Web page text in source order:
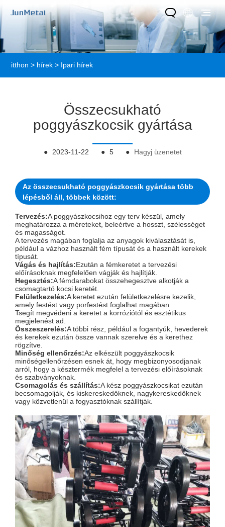
itthon > hírek > Ipari hírek
Összecsukható
poggyászkocsik gyártása
● 2023-11-22 ● 5 ● Hagyj üzenetet
Az összecsukható poggyászkocsik gyártása több
lépésből áll, többek között:
Tervezés:A poggyászkocsihoz egy terv készül, amely
meghatározza a méreteket, beleértve a hosszt, szélességet
és magasságot.
A tervezés magában foglalja az anyagok kiválasztását is,
például a vázhoz használt fém típusát és a használt kerekek
típusát.
Vágás és hajlítás:Ezután a fémkeretet a tervezési
előírásoknak megfelelően vágják és hajlítják.
Hegesztés:A fémdarabokat összehegesztve alkotják a
csomagtartó kocsi keretét.
Felületkezelés:A keretet ezután felületkezelésre kezelik,
amely festést vagy porfestést foglalhat magában.
Tsegít megvédeni a keretet a korróziótól és esztétikus
megjelenést ad.
Összeszerelés:A többi rész, például a fogantyúk, hevederek
és kerekek ezután össze vannak szerelve és a kerethez
rögzítve.
Minőség ellenőrzés:Az elkészült poggyászkocsik
minőségellenőrzésen esnek át, hogy megbizonyosodjanak
arról, hogy a késztermék megfelel a tervezési előírásoknak
és szabványoknak.
Csomagolás és szállítás:A kész poggyászkocsikat ezután
becsomagolják, és kiskereskedőknek, nagykereskedőknek
vagy közvetlenül a fogyasztóknak szállítják.